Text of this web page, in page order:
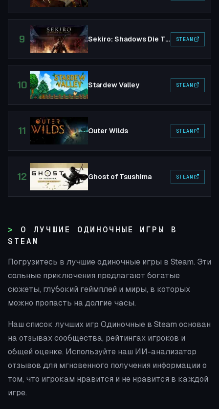
9 Sekiro: Shadows Die Twice STEAM
10 Stardew Valley STEAM
11 Outer Wilds STEAM
12 Ghost of Tsushima STEAM
О ЛУЧШИЕ ОДИНОЧНЫЕ ИГРЫ В
STEAM
Погрузитесь в лучшие одиночные игры в Steam. Эти
сольные приключения предлагают богатые
сюжеты, глубокий геймплей и миры, в которых
можно пропасть на долгие часы.
Наш список лучших игр Одиночные в Steam основан
на отзывах сообщества, рейтингах игроков и
общей оценке. Используйте наш ИИ-анализатор
отзывов для мгновенного получения информации о
том, что игрокам нравится и не нравится в каждой
игре.